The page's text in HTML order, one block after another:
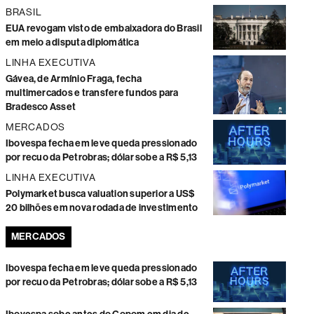
BRASIL
EUA revogam visto de embaixadora do Brasil
em meio a disputa diplomática
LINHA EXECUTIVA
Gávea, de Armínio Fraga, fecha
multimercados e transfere fundos para
Bradesco Asset
MERCADOS
Ibovespa fecha em leve queda pressionado
por recuo da Petrobras; dólar sobe a R$ 5,13
LINHA EXECUTIVA
Polymarket busca valuation superior a US$
20 bilhões em nova rodada de investimento
MERCADOS
Ibovespa fecha em leve queda pressionado
por recuo da Petrobras; dólar sobe a R$ 5,13